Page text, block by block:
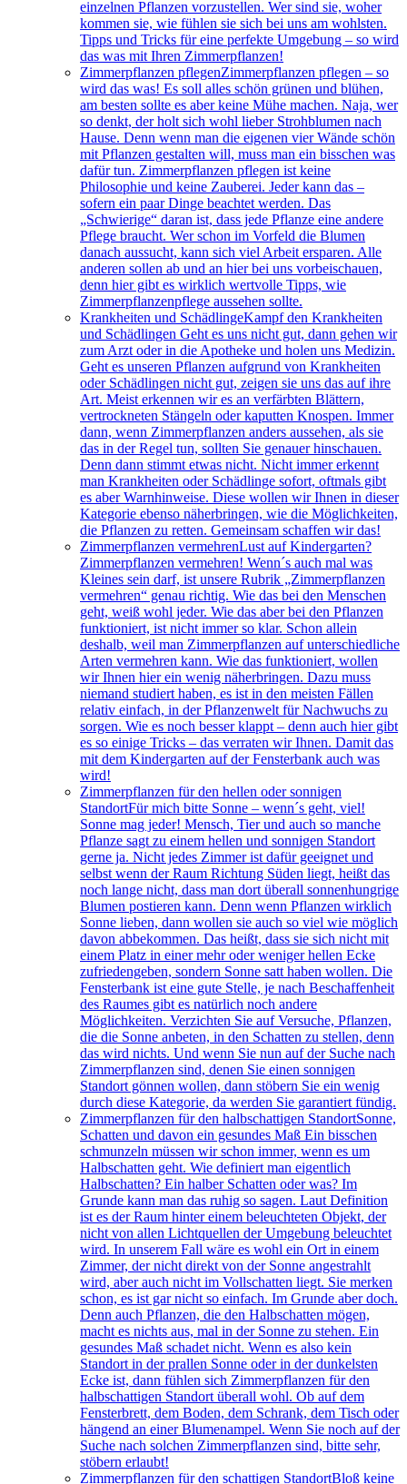
einzelnen Pflanzen vorzustellen. Wer sind sie, woher
kommen sie, wie fühlen sie sich bei uns am wohlsten.
Tipps und Tricks für eine perfekte Umgebung – so wird
das was mit Ihren Zimmerpflanzen!
Zimmerpflanzen pflegenZimmerpflanzen pflegen – so
wird das was! Es soll alles schön grünen und blühen,
am besten sollte es aber keine Mühe machen. Naja, wer
so denkt, der holt sich wohl lieber Strohblumen nach
Hause. Denn wenn man die eigenen vier Wände schön
mit Pflanzen gestalten will, muss man ein bisschen was
dafür tun. Zimmerpflanzen pflegen ist keine
Philosophie und keine Zauberei. Jeder kann das –
sofern ein paar Dinge beachtet werden. Das
„Schwierige“ daran ist, dass jede Pflanze eine andere
Pflege braucht. Wer schon im Vorfeld die Blumen
danach aussucht, kann sich viel Arbeit ersparen. Alle
anderen sollen ab und an hier bei uns vorbeischauen,
denn hier gibt es wirklich wertvolle Tipps, wie
Zimmerpflanzenpflege aussehen sollte.
Krankheiten und SchädlingeKampf den Krankheiten
und Schädlingen Geht es uns nicht gut, dann gehen wir
zum Arzt oder in die Apotheke und holen uns Medizin.
Geht es unseren Pflanzen aufgrund von Krankheiten
oder Schädlingen nicht gut, zeigen sie uns das auf ihre
Art. Meist erkennen wir es an verfärbten Blättern,
vertrockneten Stängeln oder kaputten Knospen. Immer
dann, wenn Zimmerpflanzen anders aussehen, als sie
das in der Regel tun, sollten Sie genauer hinschauen.
Denn dann stimmt etwas nicht. Nicht immer erkennt
man Krankheiten oder Schädlinge sofort, oftmals gibt
es aber Warnhinweise. Diese wollen wir Ihnen in dieser
Kategorie ebenso näherbringen, wie die Möglichkeiten,
die Pflanzen zu retten. Gemeinsam schaffen wir das!
Zimmerpflanzen vermehrenLust auf Kindergarten?
Zimmerpflanzen vermehren! Wenn´s auch mal was
Kleines sein darf, ist unsere Rubrik „Zimmerpflanzen
vermehren“ genau richtig. Wie das bei den Menschen
geht, weiß wohl jeder. Wie das aber bei den Pflanzen
funktioniert, ist nicht immer so klar. Schon allein
deshalb, weil man Zimmerpflanzen auf unterschiedliche
Arten vermehren kann. Wie das funktioniert, wollen
wir Ihnen hier ein wenig näherbringen. Dazu muss
niemand studiert haben, es ist in den meisten Fällen
relativ einfach, in der Pflanzenwelt für Nachwuchs zu
sorgen. Wie es noch besser klappt – denn auch hier gibt
es so einige Tricks – das verraten wir Ihnen. Damit das
mit dem Kindergarten auf der Fensterbank auch was
wird!
Zimmerpflanzen für den hellen oder sonnigen
StandortFür mich bitte Sonne – wenn´s geht, viel!
Sonne mag jeder! Mensch, Tier und auch so manche
Pflanze sagt zu einem hellen und sonnigen Standort
gerne ja. Nicht jedes Zimmer ist dafür geeignet und
selbst wenn der Raum Richtung Süden liegt, heißt das
noch lange nicht, dass man dort überall sonnenhungrige
Blumen postieren kann. Denn wenn Pflanzen wirklich
Sonne lieben, dann wollen sie auch so viel wie möglich
davon abbekommen. Das heißt, dass sie sich nicht mit
einem Platz in einer mehr oder weniger hellen Ecke
zufriedengeben, sondern Sonne satt haben wollen. Die
Fensterbank ist eine gute Stelle, je nach Beschaffenheit
des Raumes gibt es natürlich noch andere
Möglichkeiten. Verzichten Sie auf Versuche, Pflanzen,
die die Sonne anbeten, in den Schatten zu stellen, denn
das wird nichts. Und wenn Sie nun auf der Suche nach
Zimmerpflanzen sind, denen Sie einen sonnigen
Standort gönnen wollen, dann stöbern Sie ein wenig
durch diese Kategorie, da werden Sie garantiert fündig.
Zimmerpflanzen für den halbschattigen StandortSonne,
Schatten und davon ein gesundes Maß Ein bisschen
schmunzeln müssen wir schon immer, wenn es um
Halbschatten geht. Wie definiert man eigentlich
Halbschatten? Ein halber Schatten oder was? Im
Grunde kann man das ruhig so sagen. Laut Definition
ist es der Raum hinter einem beleuchteten Objekt, der
nicht von allen Lichtquellen der Umgebung beleuchtet
wird. In unserem Fall wäre es wohl ein Ort in einem
Zimmer, der nicht direkt von der Sonne angestrahlt
wird, aber auch nicht im Vollschatten liegt. Sie merken
schon, es ist gar nicht so einfach. Im Grunde aber doch.
Denn auch Pflanzen, die den Halbschatten mögen,
macht es nichts aus, mal in der Sonne zu stehen. Ein
gesundes Maß schadet nicht. Wenn es also kein
Standort in der prallen Sonne oder in der dunkelsten
Ecke ist, dann fühlen sich Zimmerpflanzen für den
halbschattigen Standort überall wohl. Ob auf dem
Fensterbrett, dem Boden, dem Schrank, dem Tisch oder
hängend an einer Blumenampel. Wenn Sie noch auf der
Suche nach solchen Zimmerpflanzen sind, bitte sehr,
stöbern erlaubt!
Zimmerpflanzen für den schattigen StandortBloß keine